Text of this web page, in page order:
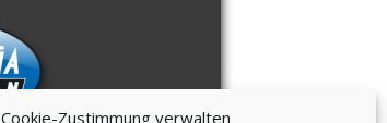
Cookie-Zustimmung verwalten